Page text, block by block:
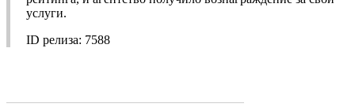
услуги.
ID релиза: 7588